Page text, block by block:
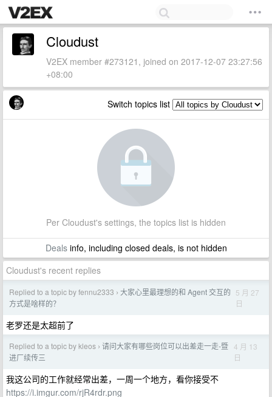
Cloudust
V2EX member #273121, joined on 2017-12-07 23:27:56
+08:00
Switch topics list
Per Cloudust's settings, the topics list is hidden
Dealsinfo, including closed deals, is not hidden
Cloudust's recent replies
Replied to a topic by fennu2333 › 大家心里最理想的和 Agent 交互的
方式是啥样的？
5 月 27
日
老罗还是太超前了
Replied to a topic by kleos › 请问大家有哪些岗位可以出差走一走-暨
进厂续传三
4 月 13
日
我这公司的工作就经常出差，一周一个地方，看你接受不
https://i.imgur.com/rjR4rdr.png